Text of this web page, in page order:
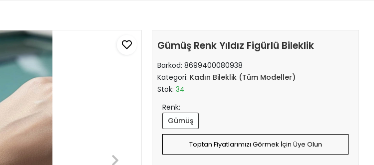
Gümüş Renk Yıldız Figürlü Bileklik
Barkod:8699400080938
Kategori: Kadın Bileklik (Tüm Modeller)
Stok:34
Renk:
Gümüş
Toptan Fiyatlarımızı Görmek İçin Üye Olun